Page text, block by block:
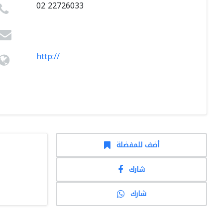
02 22726033
http://
أضف للمفضلة
شارك
شارك